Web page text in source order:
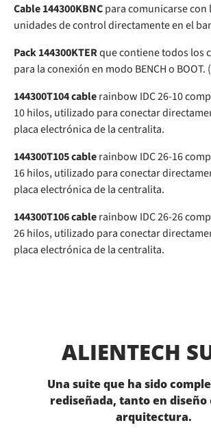
Cable 144300KBNCpara comunicarse con
unidades de control directamente en el
Pack 144300KTERque contiene todos los
para la conexión en modo BENCH o BOOT.
144300T104 cablerainbow IDC 26-10
10 hilos, utilizado para conectar
placa electrónica de la centralita.
144300T105 cablerainbow IDC 26-16
16 hilos, utilizado para conectar
placa electrónica de la centralita.
144300T106 cablerainbow IDC 26-26
26 hilos, utilizado para conectar
placa electrónica de la centralita.
ALIENTECH
Una suite que ha sido
rediseñada, tanto en diseño
arquitectura.